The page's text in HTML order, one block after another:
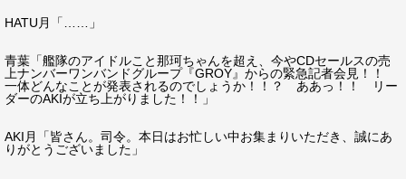
HATU月「……」
青葉「艦隊のアイドルこと那珂ちゃんを超え、今やCDセールスの売
上ナンバーワンバンドグループ『GROY』からの緊急記者会見！！
一体どんなことが発表されるのでしょうか！！？ ああっ！！ リー
ダーのAKIが立ち上がりました！！」
AKI月「皆さん。司令。本日はお忙しい中お集まりいただき、誠にあ
りがとうございました」